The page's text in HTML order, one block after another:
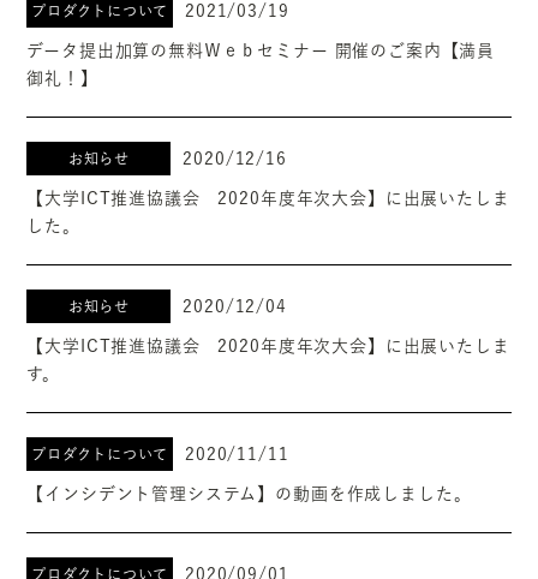
プロダクトについて 2021/03/19
データ提出加算の無料Ｗｅｂセミナー 開催のご案内【満員
御礼！】
お知らせ 2020/12/16
【大学ICT推進協議会 2020年度年次大会】に出展いたしま
した。
お知らせ 2020/12/04
【大学ICT推進協議会 2020年度年次大会】に出展いたしま
す。
プロダクトについて 2020/11/11
【インシデント管理システム】の動画を作成しました。
プロダクトについて 2020/09/01